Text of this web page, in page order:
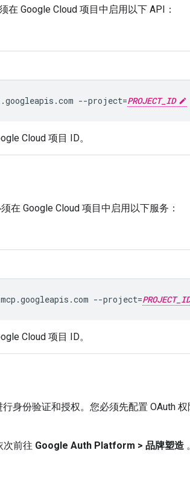
在 Google Cloud 项目中启用以下 API：
--project=PROJECT_ID
Cloud 项目 ID。
在 Google Cloud 项目中启用以下服务：
--project=PROJECT_ID
Cloud 项目 ID。
行身份验证和授权。您必须先配置 OAuth
次前往 Google Auth Platform > 品牌塑造